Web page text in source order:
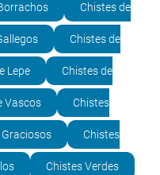
Chistes de
Chistes de
Lepe Chistes de
Vascos Chistes
Chistes
Chistes Verdes